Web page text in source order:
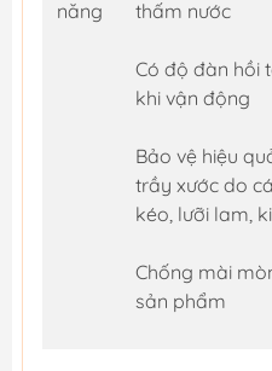
năng thấm nước
Có độ đàn hồi
khi vận động
Bảo vệ hiệu
trầy xước do
kéo, lưỡi lam,
Chống mài
sản phẩm